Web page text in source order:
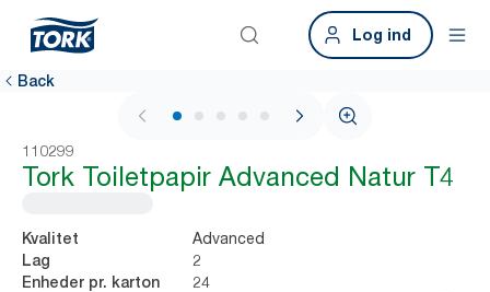
Log ind
Back
1 / 6
110299
Tork Toiletpapir Advanced Natur T4
Kvalitet Advanced
Lag 2
Enheder pr. karton 24